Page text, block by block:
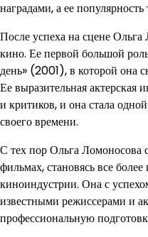
наградами, а ее популярность
После успеха на сцене
кино. Ее первой большой
день» (2001), в которой она
Ее выразительная актерская
и критиков, и она стала
своего времени.
С тех пор Ольга Ломоносова
фильмах, становясь все
киноиндустрии. Она с
известными режиссерами и
профессиональную